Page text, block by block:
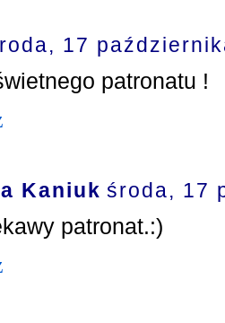
17
patronatu !
Kaniuk środa, 17
patronat.:)